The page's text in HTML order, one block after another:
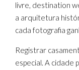
livre, destination
a arquitetura
cada fotografia
Registrar
especial. A cidade